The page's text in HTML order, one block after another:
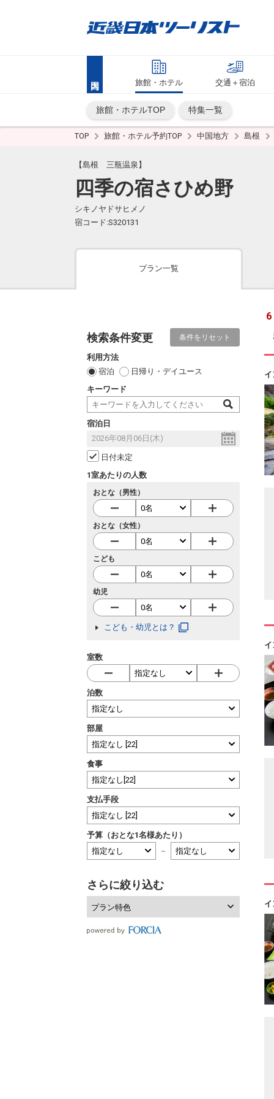
旅館・ホテル 交通＋宿泊
旅館・ホテルTOP 特集一覧
TOP 旅館・ホテル予約TOP 中国地方 島根
【島根 三瓶温泉】
四季の宿さひめ野
シキノヤドサヒメノ
宿コード:S320131
プラン一覧
検索条件変更 条件をリセット
利用方法
宿泊
日帰り・デイユース
キーワード
宿泊日
日付未定
1室あたりの人数
おとな（男性）
おとな（女性）
こども
幼児
こども・幼児とは？
室数
泊数
部屋
食事
支払手段
予算（おとな1名様あたり）
～
さらに絞り込む
プラン特色
6